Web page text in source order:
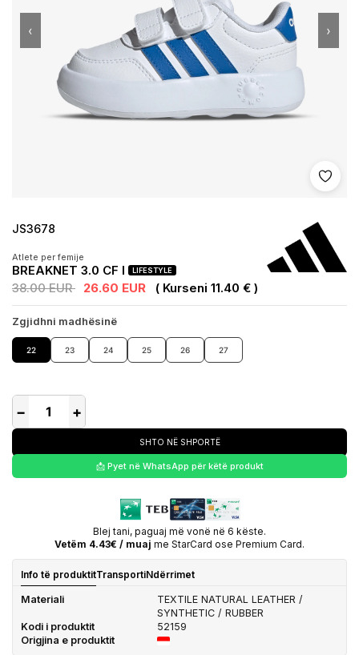
Shto
‹ ›
JS3678
Atlete per femije
BREAKNET 3.0 CF I LIFESTYLE
38.00 EUR 26.60 EUR ( Kurseni 11.40 € )
Zgjidhni madhësinë
22 23 24 25 26 27
− +
SHTO NË SHPORTË
📩 Pyet në WhatsApp për këtë produkt
Blej tani, paguaj më vonë në 6 këste.
Vetëm 4.43€ / muaj me StarCard ose Premium Card.
Info të produktitTransportiNdërrimet
Materiali
TEXTILE NATURAL LEATHER /
SYNTHETIC / RUBBER
Kodi i produktit
52159
Origjina e produktit